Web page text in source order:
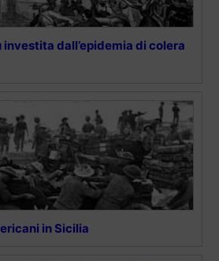
investita dall’epidemia di colera
in Sicilia